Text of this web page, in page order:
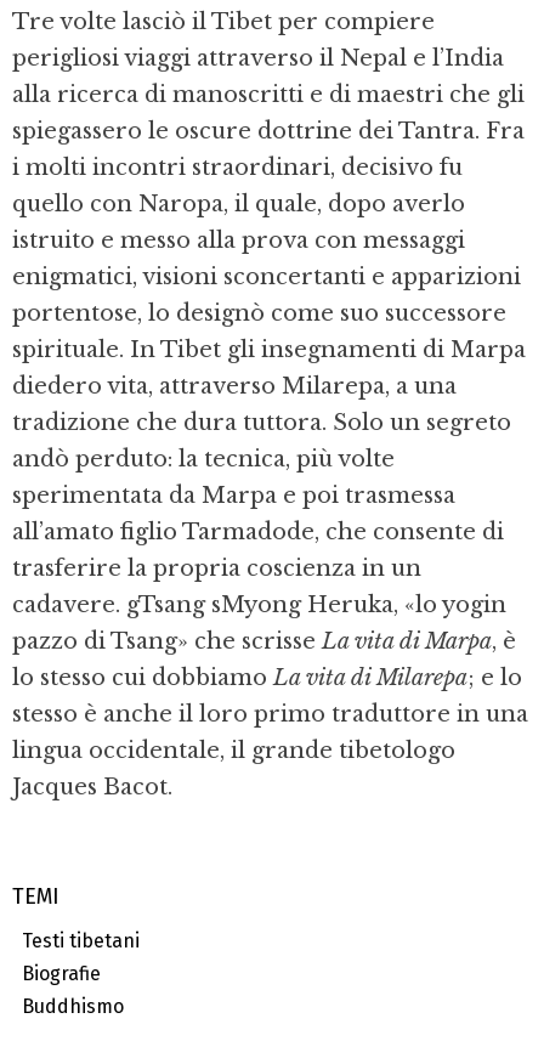
TEMI
Testi tibetani
Biografie
Buddhismo
Tre volte lasciò il Tibet per compiere
perigliosi viaggi attraverso il Nepal e l’India
alla ricerca di manoscritti e di maestri che gli
spiegassero le oscure dottrine dei Tantra. Fra
i molti incontri straordinari, decisivo fu
quello con Naropa, il quale, dopo averlo
istruito e messo alla prova con messaggi
enigmatici, visioni sconcertanti e apparizioni
portentose, lo designò come suo successore
spirituale. In Tibet gli insegnamenti di Marpa
diedero vita, attraverso Milarepa, a una
tradizione che dura tuttora. Solo un segreto
andò perduto: la tecnica, più volte
sperimentata da Marpa e poi trasmessa
all’amato figlio Tarmadode, che consente di
trasferire la propria coscienza in un
cadavere. gTsang sMyong Heruka, «lo yogin
pazzo di Tsang» che scrisseLa vita di Marpa, è
lo stesso cui dobbiamoLa vita di Milarepa; e lo
stesso è anche il loro primo traduttore in una
lingua occidentale, il grande tibetologo
Jacques Bacot.